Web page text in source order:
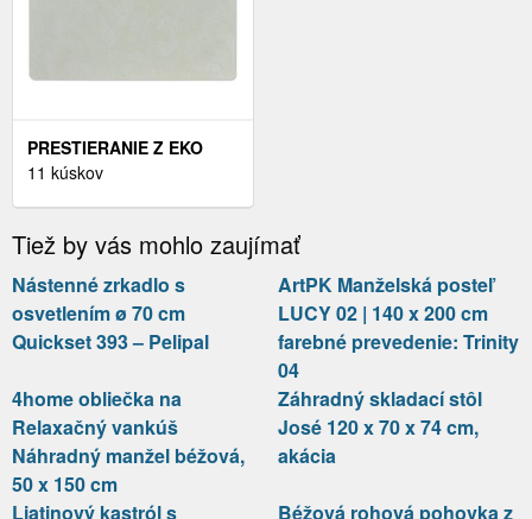
PRESTIERANIE Z EKO
KOŽE 35X45 CM SQUARE
11 kúskov
Tiež by vás mohlo zaujímať
Nástenné zrkadlo s
osvetlením ø 70 cm
Quickset 393 – Pelipal
ArtPK Manželská posteľ
LUCY 02 | 140 x 200 cm
farebné prevedenie: Trinity
04
4home obliečka na
Relaxačný vankúš
Náhradný manžel béžová,
50 x 150 cm
Záhradný skladací stôl
José 120 x 70 x 74 cm,
akácia
Liatinový kastról s
Béžová rohová pohovka z